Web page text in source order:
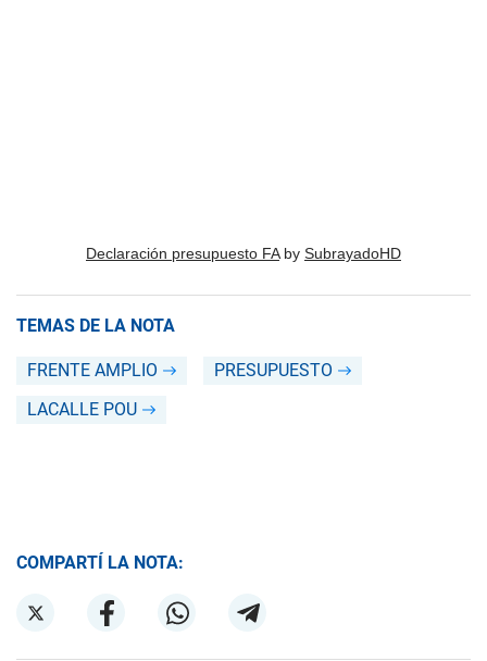
Declaración presupuesto FAby SubrayadoHD
TEMAS DE LA NOTA
FRENTE AMPLIO
PRESUPUESTO
LACALLE POU
COMPARTÍ LA NOTA: